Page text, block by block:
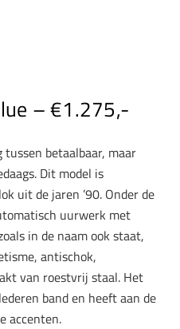
– €1.275,-
betaalbaar, maar
Dit model is
uit de jaren ’90. Onder de
uurwerk met
in de naam ook staat,
antischok,
van roestvrij staal. Het
band en heeft aan de
accenten.